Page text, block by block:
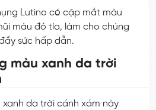
Lutino có cặp mắt màu
màu đỏ tía, làm cho chúng
sức hấp dẫn.
màu xanh da trời
xanh da trời cánh xám này